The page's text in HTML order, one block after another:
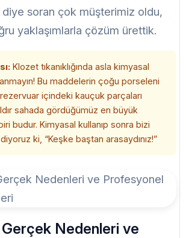
diye soran çok müşterimiz oldu,
yaklaşımlarla çözüm ürettik.
Klozet tıkanıklığında asla kimyasal
Bu maddelerin çoğu porseleni
rezervuar içindeki kauçuk parçaları
sahada gördüğümüz en büyük
budur. Kimyasal kullanıp sonra bizi
ki, “Keşke baştan arasaydınız!”
Gerçek Nedenleri ve